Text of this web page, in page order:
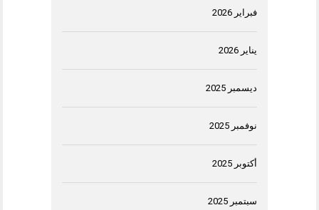
فبراير 2026
يناير 2026
ديسمبر 2025
نوفمبر 2025
أكتوبر 2025
سبتمبر 2025